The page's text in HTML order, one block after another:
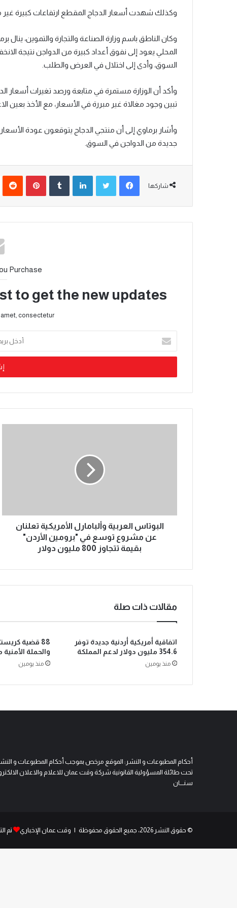
وكذلك شهدت أسعار الدجاج المقطع ارتفاعات كبيرة غير
وكان الناطق باسم وزارة الصناعة والتجارة والتموين،
المحلي يعود إلى نفوق أعداد كبيرة من الدواجن نتيجة
السوق، وأدى إلى اختلال في العرض والطلب.
وأكد أن الوزارة مستمرة في متابعة ورصد تغيرات أسعار
تبين وجود مغالاة غير مبررة في الأسعار، مع الأخذ بعين
وأشار برماوي إلى أن منتجي الدجاج يتوقعون عودة
جديدة من الدواجن في السوق.
شاركها
Purchase
to get the new updates!
consectetur.
البوتاس العربية وألبامارل الأمريكية تعلنان
عن مشروع توسع في "برومين الأردن"
بقيمة تتجاوز 800 مليون دولار
مقالات ذات صلة
اتفاقية أمريكية أردنية جديدة توفر
354.6 مليون دولار لدعم المملكة
منذ يومين
88 قضية
والحملة
منذ يومين
أحكام المطبوعات و النشر: الموقع مرخص بموجب أحكام المطبوعات و النشر
تحت طائلة المسؤولية القانونية شركة وقت عمان للاعلام والاعلان
سنــــان
© حقوق النشر 2026، جميع الحقوق محفوظة | وقت عمان الإخباري تم